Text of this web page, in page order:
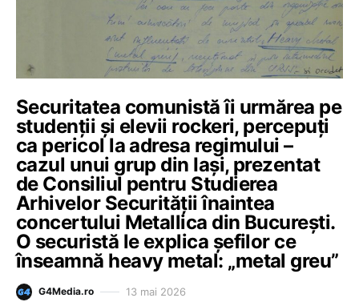
Securitatea comunistă îi urmărea pe
studenții și elevii rockeri, percepuți
ca pericol la adresa regimului –
cazul unui grup din Iași, prezentat
de Consiliul pentru Studierea
Arhivelor Securității înaintea
concertului Metallica din București.
O securistă le explica șefilor ce
înseamnă heavy metal: „metal greu”
G4Media.ro 13 mai 2026